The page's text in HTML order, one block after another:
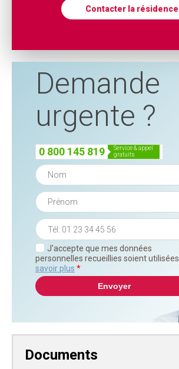
Contacter la résidence
Demande
urgente ?
0 800 145 819
service & appel
gratuits
J'accepte que mes données
personnelles recueillies soient utilisées.
savoir plus *
Documents